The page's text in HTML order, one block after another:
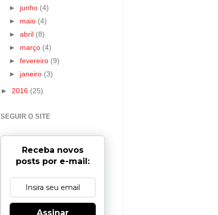
► junho (4)
► maio (4)
►abril (8)
► março (4)
►fevereiro (9)
► janeiro (3)
► 2016 (25)
SEGUIR O SITE
Receba novos
posts por e-mail:
Assinar